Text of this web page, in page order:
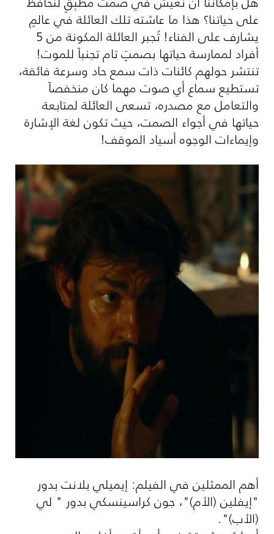
على حياتنا؟ هذا ما عاشته تلك العائلة في عالمٍ
يشارف على الفناء! تُجبر العائلة المكونة من 5
أفراد لممارسة حياتها بصمتٍ تام تجنباً للموت!
تنتشر حولهم كائنات ذات سمع حاد وسرعة فائقة،
تستطيع سماع أي صوت مهما كان منخفصاً
والتعامل مع مصدره، تسعى العائلة لمتابعة
حياتها في أجواء الصمت، حيث تكون لغة الإشارة
وإيماءات الوجوه أسياد الموقف!
أهم الممثلين في الفيلم: إيميلي بلانت بدور
"إيفلين (الأم)"، جون كراسينسكي بدور " لي
(الأب)".